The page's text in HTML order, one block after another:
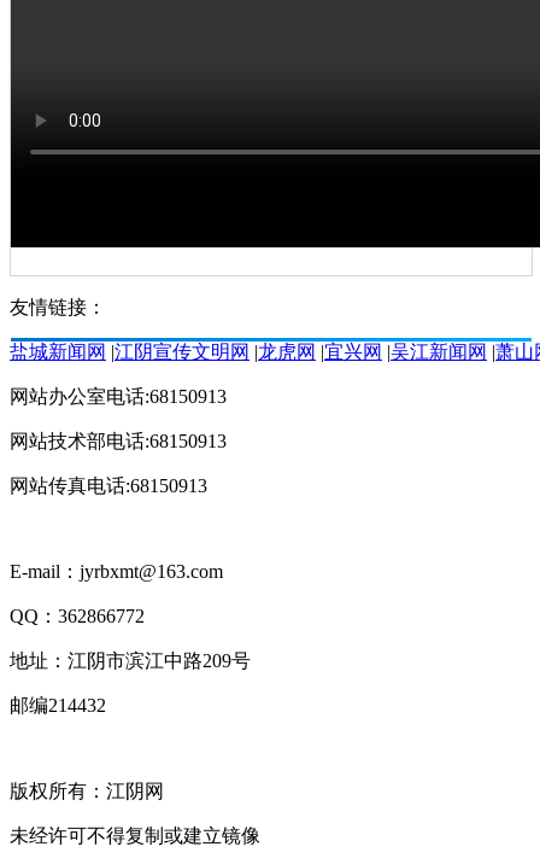
友情链接：
盐城新闻网 |江阴宣传文明网 |龙虎网 |宜兴网 |吴江新闻网 |萧山
网站办公室电话:68150913
网站技术部电话:68150913
网站传真电话:68150913
E-mail：jyrbxmt@163.com
QQ：362866772
地址：江阴市滨江中路209号
邮编214432
版权所有：江阴网
未经许可不得复制或建立镜像